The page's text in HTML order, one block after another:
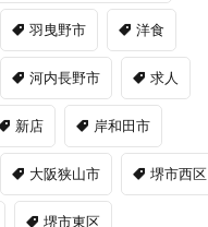
羽曳野市 洋食
河内長野市 求人
新店 岸和田市
大阪狭山市 堺市西区
堺市東区